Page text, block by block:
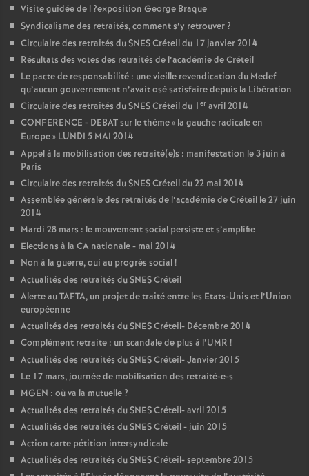
Visite guidée de l?exposition George Braque
Syndicalisme des retraités, comment s’y retrouver?
Circulaire des retraités duSNESCréteil du 17 janvier 2014
Résultats des votes des retraités de l’académie de Créteil
Le pacte de responsabilité : une vieille revendication du Medef
qu’aucun gouvernement n’avait osé satisfaire depuis la Libération
Circulaire des retraités duSNESCréteil du 1 er avril 2014
CONFERENCE - DEBATsur le thème « la gauche radicale en
Europe» LUNDI 5 MAI 2014
Appel à la mobilisation des retraité(e)s : manifestation le 3 juin à
Paris
Circulaire des retraités duSNESCréteil du 22 mai 2014
Assemblée générale des retraités de l’académie de Créteil le 27 juin
2014
Mardi 28 mars : le mouvement social persiste et s’amplifie
Elections à la CA nationale - mai 2014
Non à la guerre, oui au progrès social!
Actualités des retraités duSNESCréteil
Alerte auTAFTA, un projet de traité entre les Etats-Unis et l’Union
européenne
Actualités des retraités duSNESCréteil- Décembre 2014
Complément retraite : un scandale de plus à l’UMR !
Actualités des retraités duSNESCréteil- Janvier 2015
Le 17 mars, journée de mobilisation des retraité-e-s
MGEN : où va la mutuelle?
Actualités des retraités duSNESCréteil- avril 2015
Actualités des retraités duSNESCréteil - juin 2015
Action carte pétition intersyndicale
Actualités des retraités duSNESCréteil- septembre 2015